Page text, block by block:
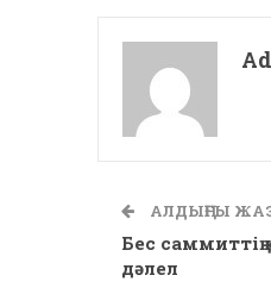
АЛДЫҢҒЫ
Бес
дәлел